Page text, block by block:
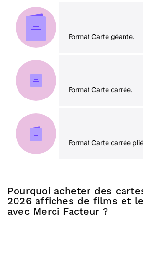
Format Carte géante.
Format Carte carrée.
Format Carte carrée
Pourquoi acheter des
2026 affiches de films et
avec Merci Facteur ?